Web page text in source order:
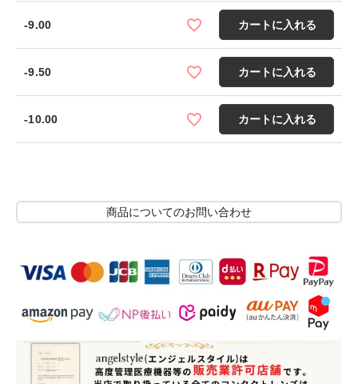
-9.00 カートに入れる
-9.50 カートに入れる
-10.00 カートに入れる
商品についてのお問い合わせ